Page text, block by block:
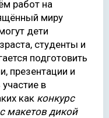
работ на
миру
дети
студенты и
подготовить
презентации и
в
как конкурс
макетов дикой